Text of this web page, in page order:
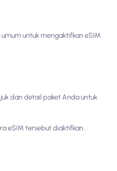
untuk mengaktifkan eSIM
dan detail paket Anda untuk
eSIM tersebut diaktifkan.